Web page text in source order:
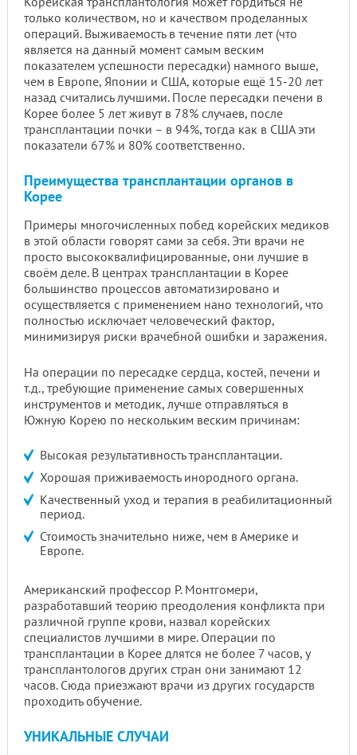
только количеством, но и качеством проделанных
операций. Выживаемость в течение пяти лет (что
является на данный момент самым веским
показателем успешности пересадки) намного выше,
чем в Европе, Японии и США, которые ещё 15-20 лет
назад считались лучшими. После пересадки печени в
Корее более 5 лет живут в 78% случаев, после
трансплантации почки – в 94%, тогда как в США эти
показатели 67% и 80% соответственно.
Преимущества трансплантации органов в
Корее
Примеры многочисленных побед корейских медиков
в этой области говорят сами за себя. Эти врачи не
просто высококвалифицированные, они лучшие в
своём деле. В центрах трансплантации в Корее
большинство процессов автоматизировано и
осуществляется с применением нано технологий, что
полностью исключает человеческий фактор,
минимизируя риски врачебной ошибки и заражения.
На операции по пересадке сердца, костей, печени и
т.д., требующие применение самых совершенных
инструментов и методик, лучше отправляться в
Южную Корею по нескольким веским причинам:
Высокая результативность трансплантации.
Хорошая приживаемость инородного органа.
Качественный уход и терапия в реабилитационный
период.
Стоимость значительно ниже, чем в Америке и
Европе.
Американский профессор Р. Монтгомери,
разработавший теорию преодоления конфликта при
различной группе крови, назвал корейских
специалистов лучшими в мире. Операции по
трансплантации в Корее длятся не более 7 часов, у
трансплантологов других стран они занимают 12
часов. Сюда приезжают врачи из других государств
проходить обучение.
УНИКАЛЬНЫЕ СЛУЧАИ